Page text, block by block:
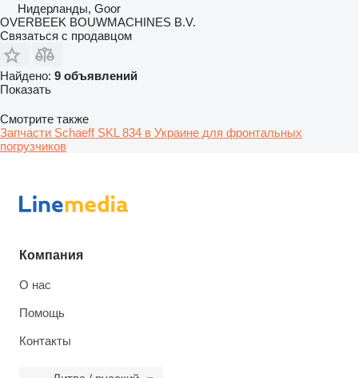
Нидерланды, Goor
OVERBEEK BOUWMACHINES B.V.
Связаться с продавцом
Найдено: 9 объявлений
Показать
Смотрите также
Запчасти Schaeff SKL 834 в Украине для фронтальных
погрузчиков
Компания
О нас
Помощь
Контакты